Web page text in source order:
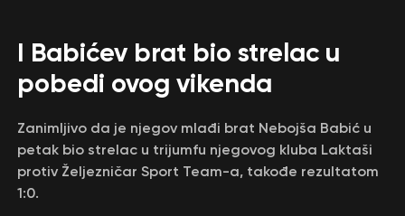
I Babićev brat bio strelac u
pobedi ovog vikenda
Zanimljivo da je njegov mlađi brat Nebojša Babić u
petak bio strelac u trijumfu njegovog kluba Laktaši
protiv Željezničar Sport Team-a, takođe rezultatom
1:0.